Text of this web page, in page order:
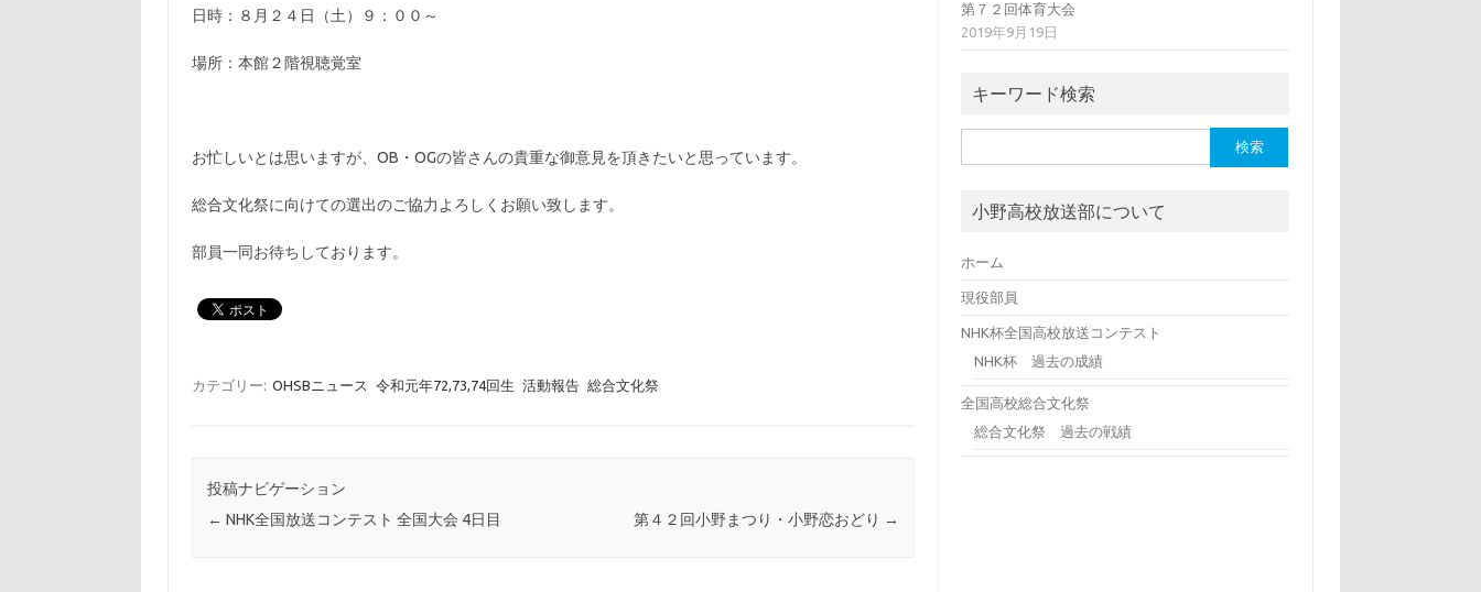
日時：８月２４日（土）９：００～
場所：本館２階視聴覚室
お忙しいとは思いますが、OB・OGの皆さんの貴重な御意見を頂きたいと思っています。
総合文化祭に向けての選出のご協力よろしくお願い致します。
部員一同お待ちしております。
カテゴリー: OHSBニュース 令和元年72,73,74回生 活動報告 総合文化祭
投稿ナビゲーション
← NHK全国放送コンテスト 全国大会 4日目 第４２回小野まつり・小野恋おどり →
第７２回体育大会
2019年9月19日
キーワード検索
索:
小野高校放送部について
ホーム
現役部員
NHK杯全国高校放送コンテスト
NHK杯 過去の成績
全国高校総合文化祭
総合文化祭 過去の戦績